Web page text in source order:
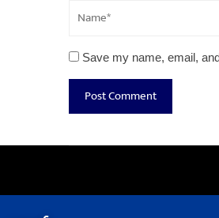
Save my name, email,